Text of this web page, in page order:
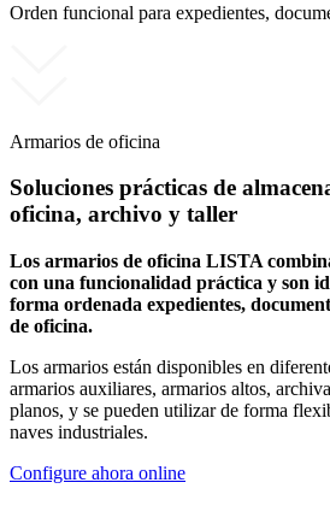
Orden funcional para expedientes,
Armarios de oficina
Soluciones prácticas de
oficina, archivo y taller
Los armarios de oficina LISTA
con una funcionalidad práctica y son
forma ordenada expedientes,
de oficina.
Los armarios están disponibles en
armarios auxiliares, armarios altos,
planos, y se pueden utilizar de forma
naves industriales.
Configure ahora online